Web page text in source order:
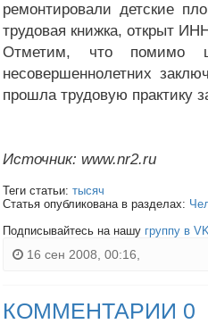
ремонтировали детские
трудовая книжка, открыт
Отметим, что помимо
несовершеннолетних
прошла трудовую практику
Источник: www.nr2.ru
Теги статьи: тысяч
Статья опубликована в разделах:
Подписывайтесь на нашу группу в
16 сен 2008, 00:16,
КОММЕНТАРИИ 0